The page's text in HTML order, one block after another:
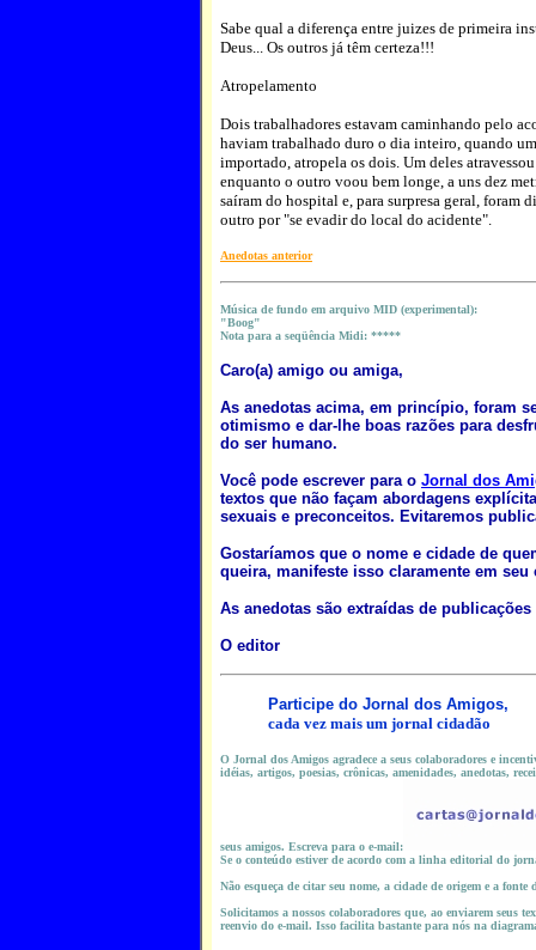
Sabe qual a diferença entre juizes de primeira
Deus... Os outros já têm certeza!!!
Atropelamento
Dois trabalhadores estavam caminhando pelo
haviam trabalhado duro o dia inteiro, quando
importado, atropela os dois. Um deles
enquanto o outro voou bem longe, a uns dez
saíram do hospital e, para surpresa geral, foram
outro por "se evadir do local do acidente".
Anedotas anterior
Música de fundo em arquivo MID (experimental):
"Boog"
Nota para a seqüência Midi: *****
Caro(a) amigo ou amiga,
As anedotas acima, em princípio, foram
otimismo e dar-lhe boas razões para
do ser humano.
Você pode escrever para o Jornal dos
textos que não façam abordagens
sexuais e preconceitos. Evitaremos
Gostaríamos que o nome e cidade de
queira, manifeste isso claramente em seu
As anedotas são extraídas de
O editor
Participe do Jornal dos Amigos,
cada vez mais um jornal cidadão
O Jornal dos Amigos agradece a seus colaboradores e
idéias, artigos, poesias, crônicas, amenidades, anedotas,
seus amigos. Escreva para o e-mail:
Se o conteúdo estiver de acordo com a linha editorial do
Não esqueça de citar seu nome, a cidade de origem e a fonte
Solicitamos a nossos colaboradores que, ao enviarem seus
reenvio do e-mail. Isso facilita bastante para nós na